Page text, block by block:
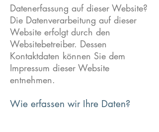
Datenerfassung auf dieser Website?
Die Datenverarbeitung auf dieser
Website erfolgt durch den
Websitebetreiber. Dessen
Kontaktdaten können Sie dem
Impressum dieser Website
entnehmen.
Wie erfassen wir Ihre Daten?